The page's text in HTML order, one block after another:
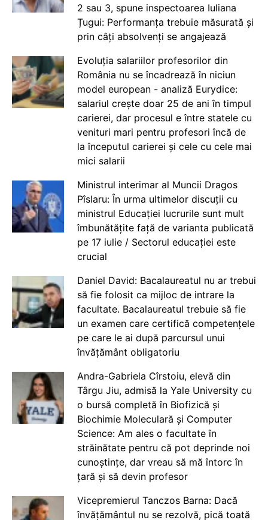
2 sau 3, spune inspectoarea Iuliana
Țugui: Performanța trebuie măsurată și
prin câți absolvenți se angajează
Evoluția salariilor profesorilor din
România nu se încadrează în niciun
model european - analiză Eurydice:
salariul crește doar 25 de ani în timpul
carierei, dar procesul e între statele cu
venituri mari pentru profesori încă de
la începutul carierei și cele cu cele mai
mici salarii
Ministrul interimar al Muncii Dragos
Pîslaru: În urma ultimelor discuții cu
ministrul Educației lucrurile sunt mult
îmbunătățite față de varianta publicată
pe 17 iulie / Sectorul educației este
crucial
Daniel David: Bacalaureatul nu ar trebui
să fie folosit ca mijloc de intrare la
facultate. Bacalaureatul trebuie să fie
un examen care certifică competențele
pe care le ai după parcursul unui
învățământ obligatoriu
Andra-Gabriela Cîrstoiu, elevă din
Târgu Jiu, admisă la Yale University cu
o bursă completă în Biofizică și
Biochimie Moleculară și Computer
Science: Am ales o facultate în
străinătate pentru că pot deprinde noi
cunoștințe, dar vreau să mă întorc în
țară și să devin profesor
Vicepremierul Tanczos Barna: Dacă
învățământul nu se rezolvă, pică toată